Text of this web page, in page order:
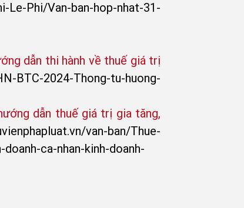
Le-Phi/Van-ban-hop-nhat-31-
dẫn thi hành về thuế giá trị
BTC-2024-Thong-tu-huong-
dẫn thuế giá trị gia tăng,
van-ban/Thue-
ca-nhan-kinh-doanh-